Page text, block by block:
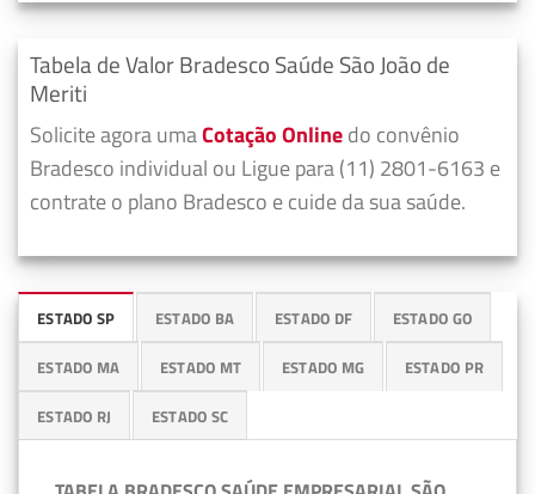
Tabela de Valor Bradesco Saúde São João de
Meriti
Solicite agora umaCotação Onlinedo convênio
Bradesco individual ou Ligue para (11) 2801-6163 e
contrate o plano Bradesco e cuide da sua saúde.
ESTADO SP ESTADO BA ESTADO DF ESTADO GO
ESTADO MA ESTADO MT ESTADO MG ESTADO PR
ESTADO RJ ESTADO SC